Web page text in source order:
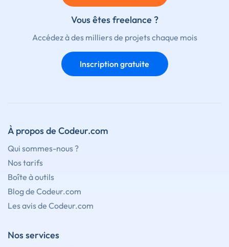
Vous êtes freelance ?
Accédez à des milliers de projets chaque mois
Inscription gratuite
À propos de Codeur.com
Qui sommes-nous ?
Nos tarifs
Boîte à outils
Blog de Codeur.com
Les avis de Codeur.com
Nos services